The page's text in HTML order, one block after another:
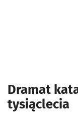
Dramat
tysiąclecia